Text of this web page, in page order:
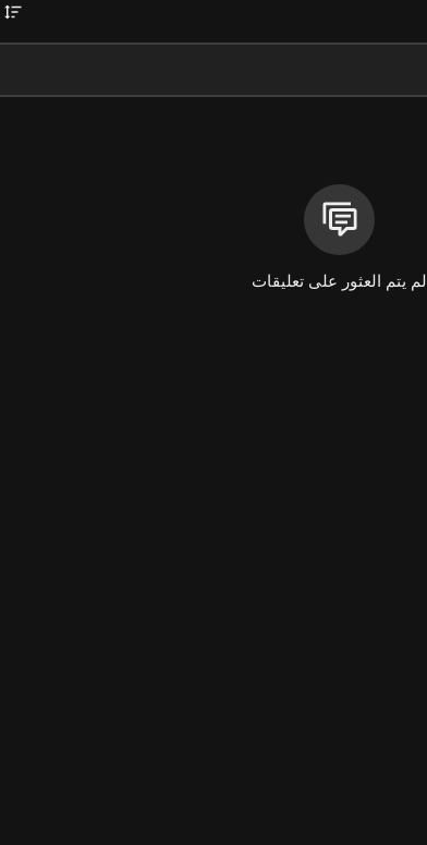
لم يتم العثور على تعليقات